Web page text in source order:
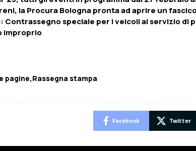
la Procura Bologna pronta ad aprire un
Contrassegno speciale per i veicoli al servizio di
improprio
pagine Rassegna stampa
Facebook Twitter